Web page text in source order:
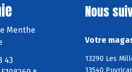
Menthe
43
Nous
Votre
13290 Les
13540